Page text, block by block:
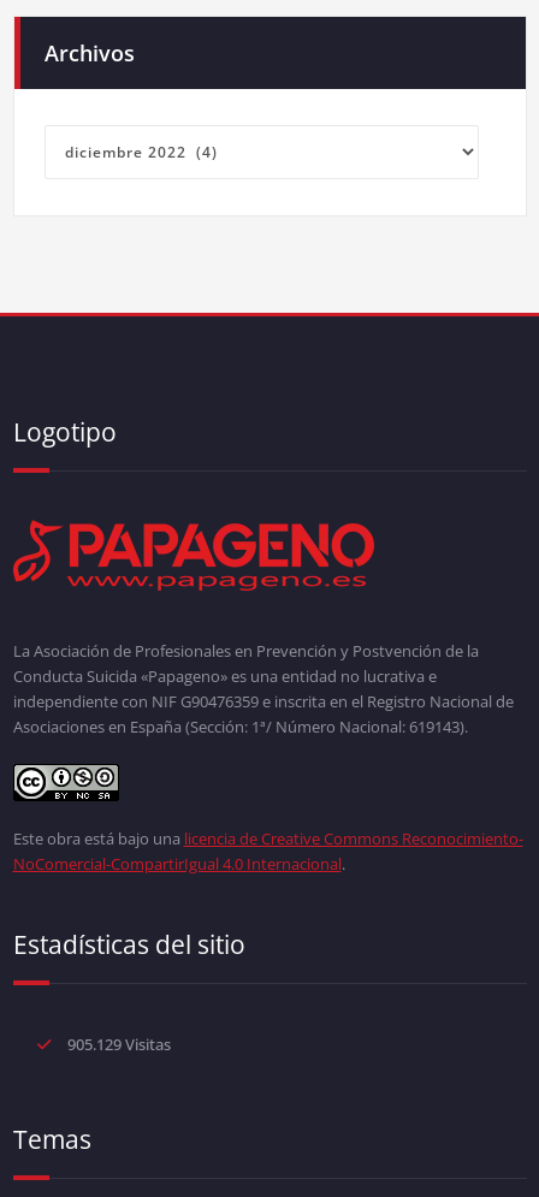
Archivos
Logotipo
La Asociación de Profesionales en Prevención y Postvención de la
Conducta Suicida «Papageno» es una entidad no lucrativa e
independiente con NIF G90476359 e inscrita en el Registro Nacional de
Asociaciones en España (Sección: 1ª/ Número Nacional: 619143).
Este obra está bajo una licencia de Creative Commons Reconocimiento-
NoComercial-CompartirIgual 4.0 Internacional.
Estadísticas del sitio
905.129 Visitas
Temas